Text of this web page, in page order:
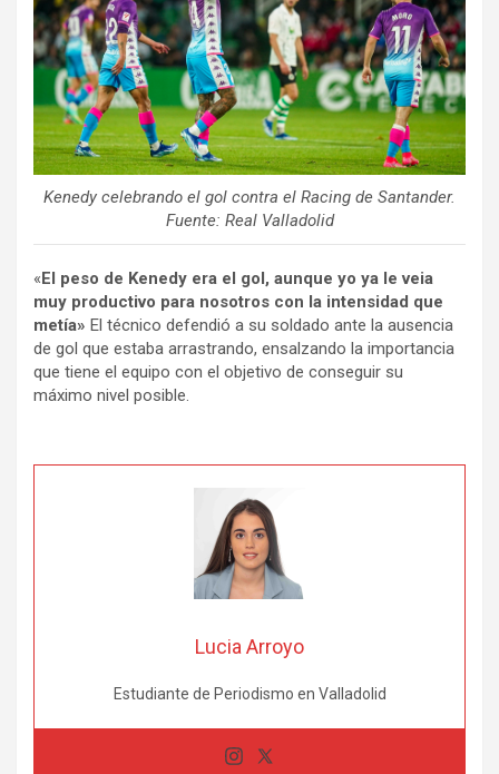
Kenedy celebrando el gol contra el Racing de Santander.
Fuente: Real Valladolid
«El peso de Kenedy era el gol, aunque yo ya le veia
muy productivo para nosotros con la intensidad que
metía» El técnico defendió a su soldado ante la ausencia
de gol que estaba arrastrando, ensalzando la importancia
que tiene el equipo con el objetivo de conseguir su
máximo nivel posible.
Lucia Arroyo
Estudiante de Periodismo en Valladolid